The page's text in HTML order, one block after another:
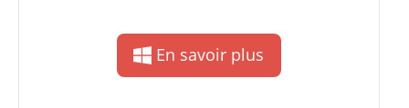
En savoir plus